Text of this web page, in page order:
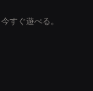
すぐ遊べる。